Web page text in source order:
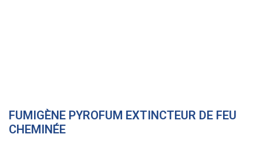
FUMIGÈNE PYROFUM EXTINCTEUR DE FEU
CHEMINÉE